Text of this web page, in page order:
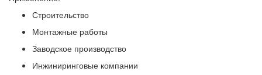
Строительство
Монтажные работы
Заводское производство
Инжиниринговые компании